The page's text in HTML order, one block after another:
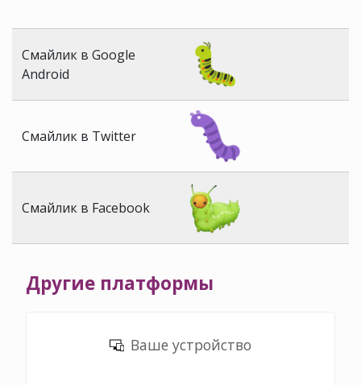
Смайлик в Google
Android
Смайлик в Twitter
Смайлик в Facebook
Другие платформы
Ваше устройство